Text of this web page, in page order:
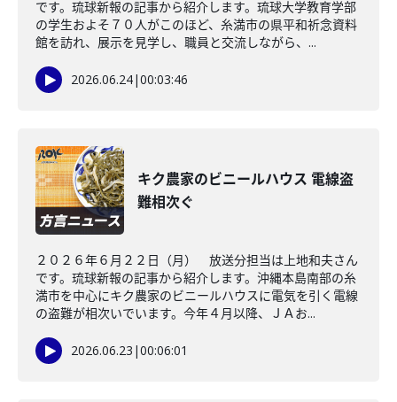
です。琉球新報の記事から紹介します。琉球大学教育学部
の学生およそ７０人がこのほど、糸満市の県平和祈念資料
館を訪れ、展示を見学し、職員と交流しながら、...
2026.06.24|00:03:46
キク農家のビニールハウス 電線盗
難相次ぐ
２０２６年６月２２日（月） 放送分担当は上地和夫さん
です。琉球新報の記事から紹介します。沖縄本島南部の糸
満市を中心にキク農家のビニールハウスに電気を引く電線
の盗難が相次いでいます。今年４月以降、ＪＡお...
2026.06.23 |00:06:01